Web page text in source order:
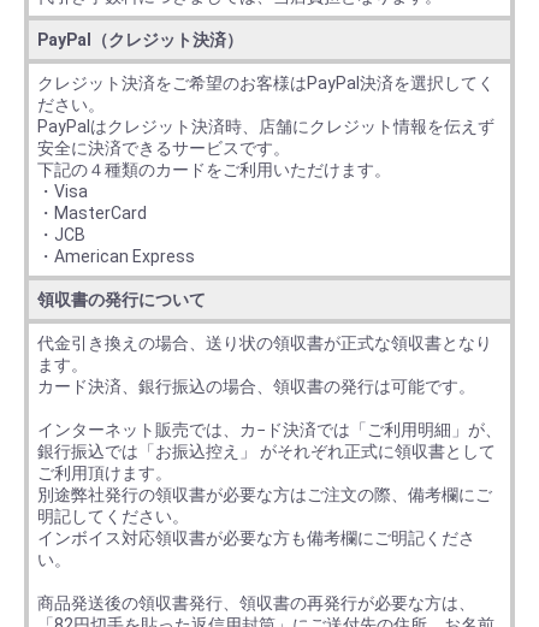
PayPal（クレジット決済）
クレジット決済をご希望のお客様はPayPal決済を選択してく
ださい。
PayPalはクレジット決済時、店舗にクレジット情報を伝えず
安全に決済できるサービスです。
下記の４種類のカードをご利用いただけます。
・Visa
・MasterCard
・JCB
・American Express
領収書の発行について
代金引き換えの場合、送り状の領収書が正式な領収書となり
ます。
カード決済、銀行振込の場合、領収書の発行は可能です。
インターネット販売では、カ−ド決済では「ご利用明細」が、
銀行振込では「お振込控え」 がそれぞれ正式に領収書として
ご利用頂けます。
別途弊社発行の領収書が必要な方はご注文の際、備考欄にご
明記してください。
インボイス対応領収書が必要な方も備考欄にご明記くださ
い。
商品発送後の領収書発行、領収書の再発行が必要な方は、